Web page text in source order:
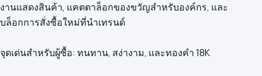
งานแสดงสินค้า, แคตตาล็อกของขวัญสำหรับองค์กร, และ
บล็อกการสั่งซื้อใหม่ที่นำเทรนด์
จุดเด่นสำหรับผู้ซื้อ: ทนทาน, สง่างาม, และทองคำ 18K